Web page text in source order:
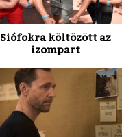
Siófokra költözött az
izompart